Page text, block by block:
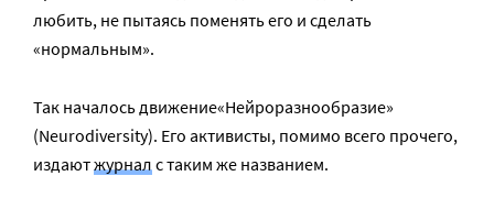
любить, не пытаясь поменять его и сделать
«нормальным».
Так началось движение«Нейроразнообразие»
(Neurodiversity). Его активисты, помимо всего прочего,
издаютжурнал с таким же названием.